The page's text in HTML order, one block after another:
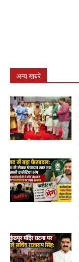
अन्य खबरे